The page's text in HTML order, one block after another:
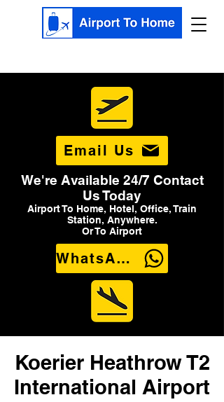
Email Us
We're Available 24/7 Contact
Us Today
Airport To Home, Hotel, Office, Train
Station, Anywhere.
Or To Airport
WhatsApp Us
Koerier Heathrow T2
International Airport